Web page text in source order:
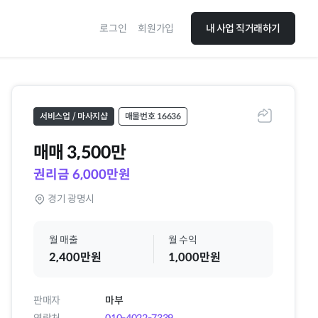
로그인 회원가입 내 사업 직거래하기
공유하기
서비스업 / 마사지샵 매물번호 16636
매매 3,500만
권리금 6,000만원
경기 광명시
월 매출
2,400만원
월 수익
1,000만원
판매자
마부